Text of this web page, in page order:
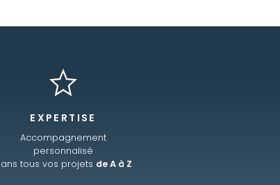
EXPERTISE
Accompagnement
personnalisé
tous vos projets de A à Z